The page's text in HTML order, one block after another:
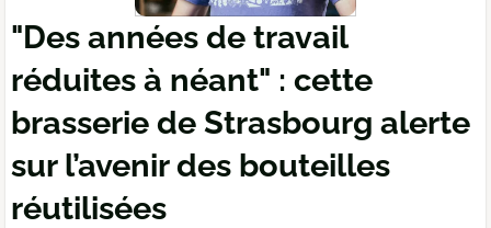
"Des années de travail
réduites à néant" : cette
brasserie de Strasbourg alerte
sur l’avenir des bouteilles
réutilisées